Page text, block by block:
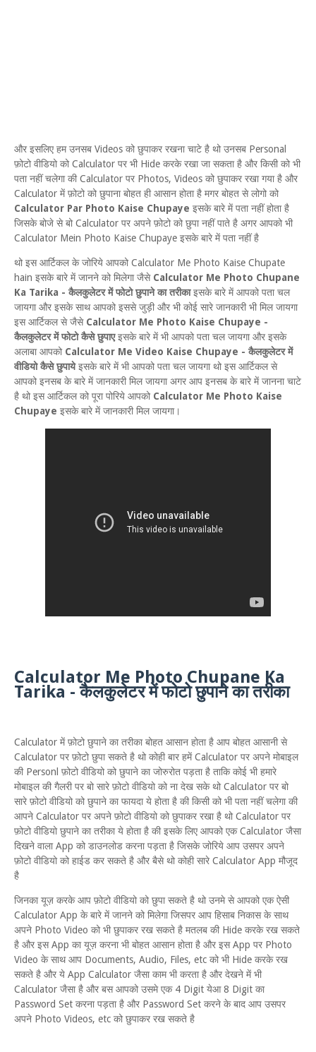
और इसलिए हम उनसब Videos को छुपाकर रखना चाटे है थो उनसब Personal
फ़ोटो वीडियो को Calculator पर भी Hide करके रखा जा सकता है और किसी को भी
पता नहीं चलेगा की Calculator पर Photos, Videos को छुपाकर रखा गया है और
Calculator में फ़ोटो को छुपाना बोहत ही आसान होता है मगर बोहत से लोगो को
Calculator Par Photo Kaise Chupaye इसके बारे में पता नहीं होता है
जिसके बोजे से बो Calculator पर अपने फ़ोटो को छुपा नहीं पाते है अगर आपको भी
Calculator Mein Photo Kaise Chupaye इसके बारे में पता नहीं है
थो इस आर्टिकल के जोरिये आपको Calculator Me Photo Kaise Chupate
hain इसके बारे में जानने को मिलेगा जैसे Calculator Me Photo Chupane
Ka Tarika - कैलकुलेटर में फोटो छुपाने का तरीकाइसके बारे में आपको पता चल
जायगा और इसके साथ आपको इससे जुड़ी और भी कोई सारे जानकारी भी मिल जायगा
इस आर्टिकल से जैसे Calculator Me Photo Kaise Chupaye -
कैलकुलेटर में फोटो कैसे छुपाएइसके बारे में भी आपको पता चल जायगा और इसके
अलाबा आपको Calculator Me Video Kaise Chupaye - कैलकुलेटर में
वीडियो कैसे छुपायेइसके बारे में भी आपको पता चल जायगा थो इस आर्टिकल से
आपको इनसब के बारे में जानकारी मिल जायगा अगर आप इनसब के बारे में जानना चाटे
है थो इस आर्टिकल को पूरा पोरिये आपको Calculator Me Photo Kaise
Chupaye इसके बारे में जानकारी मिल जायगा।
Calculator Me Photo Chupane Ka
Tarika - कैलकुलेटर में फोटो छुपाने का तरीका
Calculator में फ़ोटो छुपाने का तरीका बोहत आसान होता है आप बोहत आसानी से
Calculator पर फ़ोटो छुपा सकते है थो कोही बार हमें Calculator पर अपने मोबाइल
की Personl फ़ोटो वीडियो को छुपाने का जोरुरोत पड़ता है ताकि कोई भी हमारे
मोबाइल की गैलरी पर बो सारे फ़ोटो वीडियो को ना देख सके थो Calculator पर बो
सारे फ़ोटो वीडियो को छुपाने का फायदा ये होता है की किसी को भी पता नहीं चलेगा की
आपने Calculator पर अपने फ़ोटो वीडियो को छुपाकर रखा है थो Calculator पर
फ़ोटो वीडियो छुपाने का तरीका ये होता है की इसके लिए आपको एक Calculator जैसा
दिखने वाला App को डाउनलोड करना पड़ता है जिसके जोरिये आप उसपर अपने
फ़ोटो वीडियो को हाईड कर सकते है और बैसे थो कोही सारे Calculator App मौजूद
है
जिनका यूज़ करके आप फ़ोटो वीडियो को छुपा सकते है थो उनमे से आपको एक ऐसी
Calculator App के बारे में जानने को मिलेगा जिसपर आप हिसाब निकास के साथ
अपने Photo Video को भी छुपाकर रख सकते है मतलब की Hide करके रख सकते
है और इस App का यूज़ करना भी बोहत आसान होता है और इस App पर Photo
Video के साथ आप Documents, Audio, Files, etc को भी Hide करके रख
सकते है और ये App Calculator जैसा काम भी करता है और देखने में भी
Calculator जैसा है और बस आपको उसमे एक 4 Digit येआ 8 Digit का
Password Set करना पड़ता है और Password Set करने के बाद आप उसपर
अपने Photo Videos, etc को छुपाकर रख सकते है